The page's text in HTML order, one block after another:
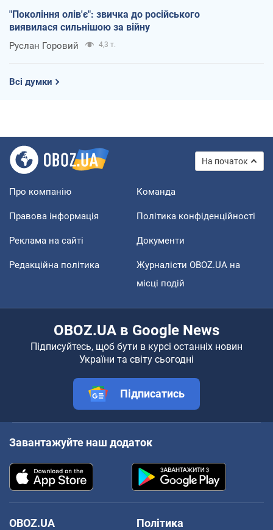
"Покоління олів'є": звичка до російського
виявилася сильнішою за війну
Руслан Горовий 4,3 т.
Всі думки
На початок
Про компанію Команда
Правова інформація Політика конфіденційності
Реклама на сайті Документи
Редакційна політика
Журналісти OBOZ.UA на
місці подій
OBOZ.UA в Google News
Підписуйтесь, щоб бути в курсі останніх новин
України та світу сьогодні
Підписатись
Завантажуйте наш додаток
OBOZ.UA
Політика